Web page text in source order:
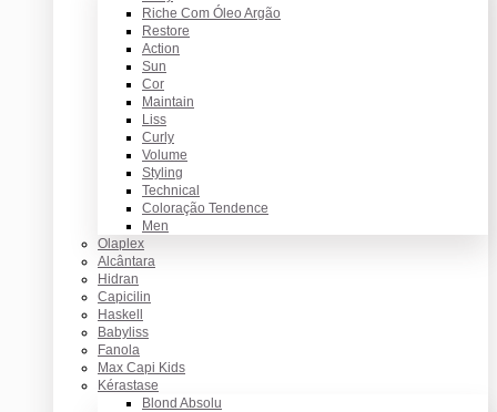
Riche Com Óleo Argão
Restore
Action
Sun
Cor
Maintain
Liss
Curly
Volume
Styling
Technical
Coloração Tendence
Men
Olaplex
Alcântara
Hidran
Capicilin
Haskell
Babyliss
Fanola
Max Capi Kids
Kérastase
Blond Absolu